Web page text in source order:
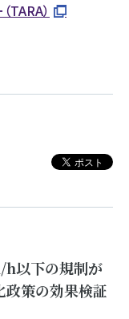
TARA）
以下の規制が
政策の効果検証